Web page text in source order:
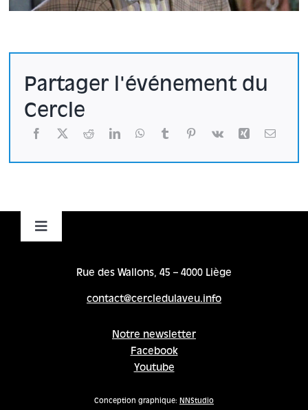
Partager l'événement du
Cercle
Toggle
Rue des Wallons, 45 – 4000 Liège
contact@cercledulaveu.info
Notre newsletter
Facebook
Youtube
Conception graphique: NNStudio